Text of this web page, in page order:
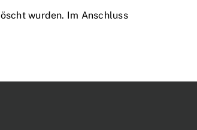
wurden. Im Anschluss